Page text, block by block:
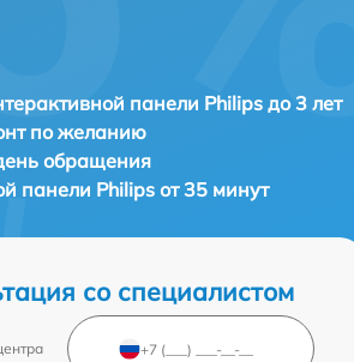
панели Philips до 3 лет
по желанию
обращения
панели Philips от 35 минут
со специалистом